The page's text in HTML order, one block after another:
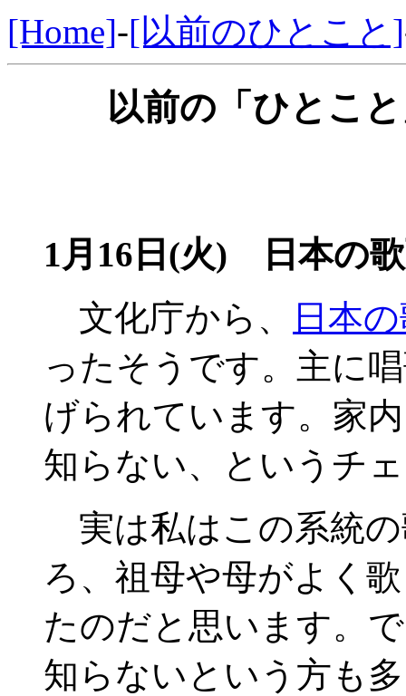
[Home]-[以前のひとこと]
以前の「ひとこ
1月16日(火) 日本の
文化庁から、
日本
ったそうです。主に
げられています。家
知らない、というチ
実は私はこの系統
ろ、祖母や母がよく
たのだと思います。
知らないという方も